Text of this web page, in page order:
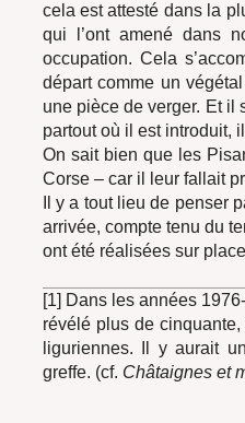
cela est attesté dans la
qui l’ont amené dans
occupation. Cela
départ comme un
une pièce de verger. Et il
partout où il est introduit,
On sait bien que les
Corse – car il leur fallait
Il y a tout lieu de penser
arrivée, compte tenu du
ont été réalisées sur
[1] Dans les années
révélé plus de
liguriennes. Il y aurait
greffe. (cf. Châtaignes et